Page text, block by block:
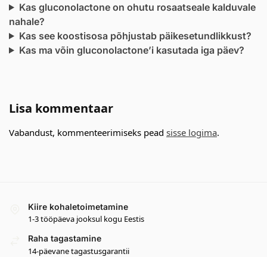
Kas gluconolactone on ohutu rosaatseale kalduvale
nahale?
Kas see koostisosa põhjustab päikesetundlikkust?
Kas ma võin gluconolactone’i kasutada iga päev?
Lisa kommentaar
Vabandust, kommenteerimiseks pead sisse logima.
Kiire kohaletoimetamine
1-3 tööpäeva jooksul kogu Eestis
Raha tagastamine
14-päevane tagastusgarantii